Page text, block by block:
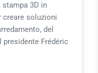
stampa 3D in
creare soluzioni
del
presidente Frédéric